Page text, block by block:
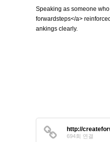
Speaking as someone
forwardsteps</a>
ankings clearly.
http://
694회 연결